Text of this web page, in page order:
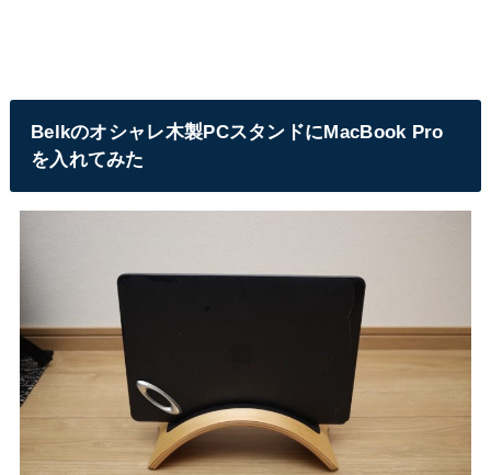
Belkのオシャレ木製PCスタンドにMacBook Pro
を入れてみた